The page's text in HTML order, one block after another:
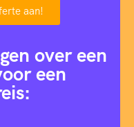
aan!
over een
een